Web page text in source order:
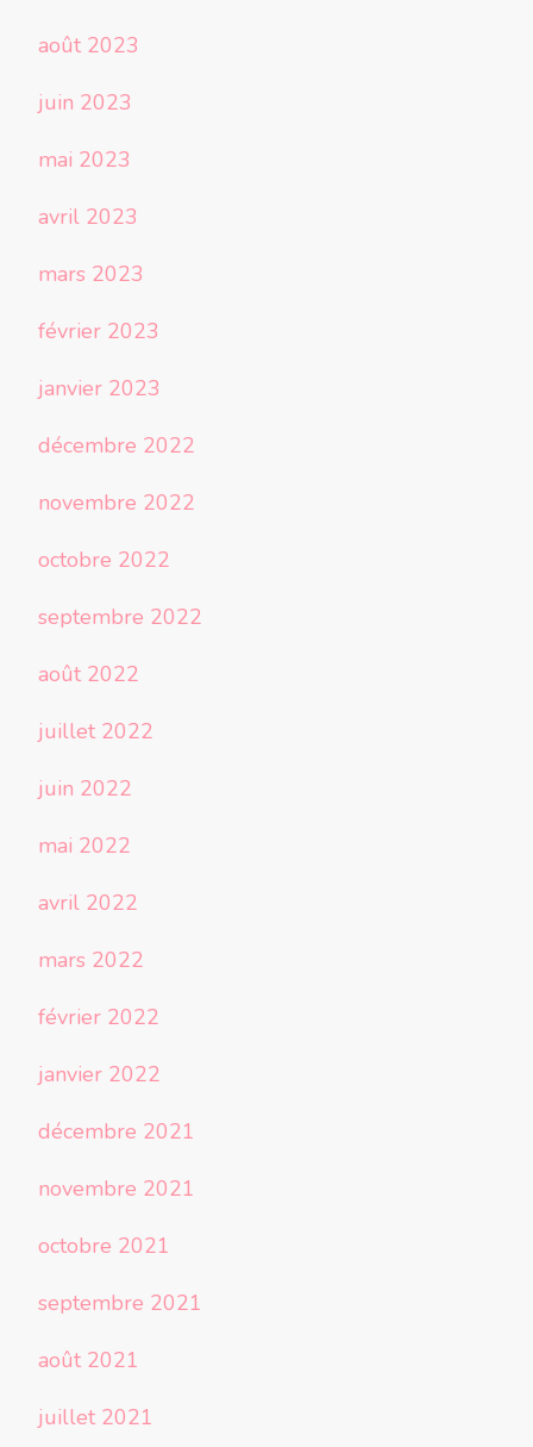
août 2023
juin 2023
mai 2023
avril 2023
mars 2023
février 2023
janvier 2023
décembre 2022
novembre 2022
octobre 2022
septembre 2022
août 2022
juillet 2022
juin 2022
mai 2022
avril 2022
mars 2022
février 2022
janvier 2022
décembre 2021
novembre 2021
octobre 2021
septembre 2021
août 2021
juillet 2021